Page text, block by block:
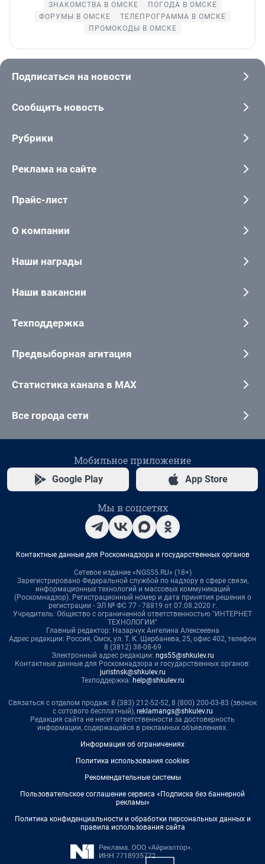
ЗНАКОМСТВА В ОМСКЕ
ПОГОДА В ОМСКЕ
ФОРУМЫ В ОМСКЕ
ТЕЛЕПРОГРАММА В ОМСКЕ
ПРОМОКОДЫ В ОМСКЕ
Подписаться на новости
Сообщить новость
Рубрики
Реклама на сайте
Прайс-лист
О компании
Наши награды
Наши вакансии
Техподдержка
Предвыборная агитация
Статистика канала в MAX
Все города сети
Мобильное приложение
Google Play App Store
Мы в соцсетях
Контактные данные для Роскомнадзора и государственных органов
Сетевое издание «NGS55.RU» (18+)
Зарегистрировано Федеральной службой по надзору в сфере связи,
информационных технологий и массовых коммуникаций
(Роскомнадзор). Регистрационный номер и дата принятия решения о
регистрации - ЭЛ № ФС 77 - 78819 от 07.08.2020 г.
Учредитель: Общество с ограниченной ответственностью "ИНТЕРНЕТ
ТЕХНОЛОГИИ"
Главный редактор: Назарчук Ангелина Алексеевна
Адрес редакции: Россия, Омск, ул. Т. К. Щербанева, 25, офис 402, телефон
8 (3812) 38-08-69
Электронный адрес редакции: ngs55@shkulev.ru
Контактные данные для Роскомнадзора и государственных органов:
juristnsk@shkulev.ru
Техподдержка: help@shkulev.ru
Связаться с отделом продаж: 8 (383) 212-52-52, 8 (800) 200-03-83 (звонок
с сотового бесплатный), reklamangs@shkulev.ru
Редакция сайта не несет ответственности за достоверность
информации, содержащейся в рекламных объявлениях.
Информация об ограничениях
Политика использования cookies
Рекомендательные системы
Пользовательское соглашение сервиса «Подписка без баннерной
рекламы»
Политика конфиденциальности и обработки персональных данных и
правила использования сайта